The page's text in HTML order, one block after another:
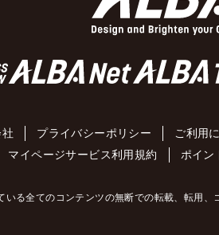
プライバシーポリシー ご利用
マイページサービス利用規約 ポイン
いる全てのコンテンツの無断での転載、転用